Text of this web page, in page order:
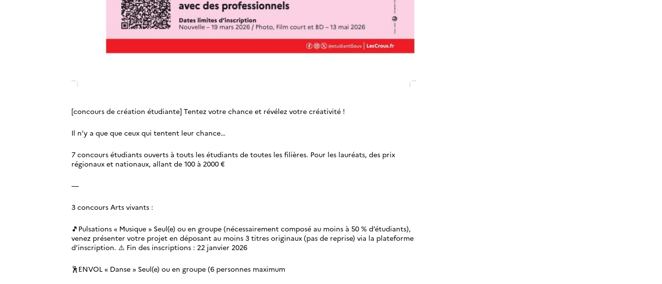
[concours de création étudiante] Tentez votre chance et révélez votre créativité !
Il n’y a que que ceux qui tentent leur chance…
7 concours étudiants ouverts à touts les étudiants de toutes les filières. Pour les lauréats, des prix
régionaux et nationaux, allant de 100 à 2000 €
—
3 concours Arts vivants :
🎵Pulsations « Musique » Seul(e) ou en groupe (nécessairement composé au moins à 50 % d’étudiants),
venez présenter votre projet en déposant au moins 3 titres originaux (pas de reprise) via la plateforme
d’inscription. ⚠️ Fin des inscriptions : 22 janvier 2026
🕺ENVOL « Danse » Seul(e) ou en groupe (6 personnes maximum